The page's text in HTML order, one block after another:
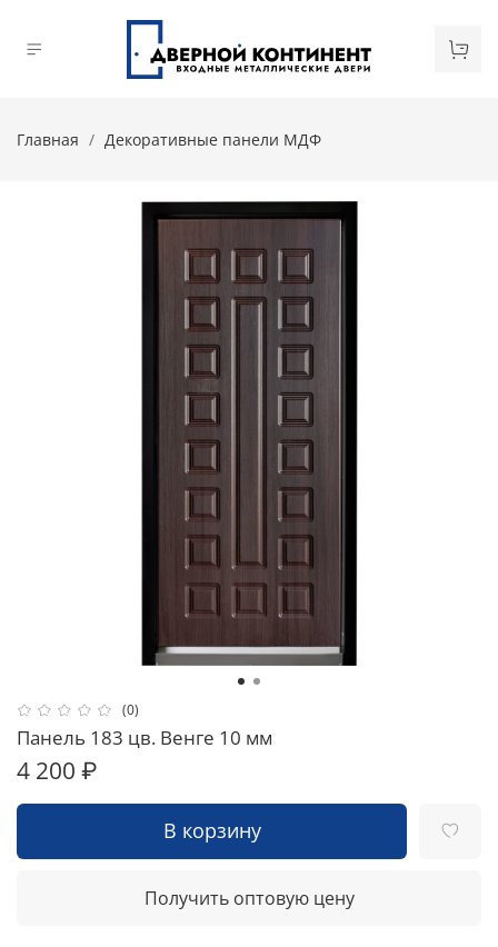
Главная Декоративные панели МДФ
(0)
Панель 183 цв. Венге 10 мм
4 200 ₽
В корзину
Получить оптовую цену